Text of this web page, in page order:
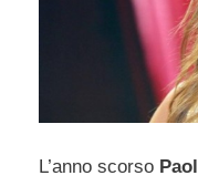
L’anno scorso